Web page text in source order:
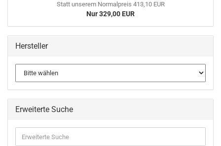
Statt unserem Normalpreis 413,10 EUR
Nur 329,00 EUR
Hersteller
Erweiterte Suche
Suche